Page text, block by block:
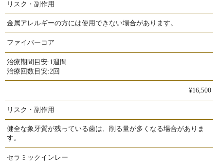
リスク・副作用
金属アレルギーの方には使用できない場合があります。
ファイバーコア
治療期間目安:1週間
治療回数目安:2回
¥16,500
リスク・副作用
健全な象牙質が残っている歯は、削る量が多くなる場合がありま
す。
セラミックインレー